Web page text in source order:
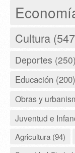
Cultura
Deportes (250)
Educación (200)
Obras y
Juventud e
Agricultura (94)